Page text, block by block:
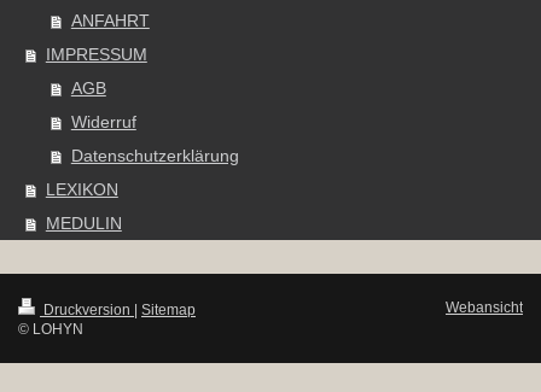
ANFAHRT
IMPRESSUM
AGB
Widerruf
Datenschutzerklärung
LEXIKON
MEDULIN
Druckversion
Sitemap
© LOHYN
Webansicht